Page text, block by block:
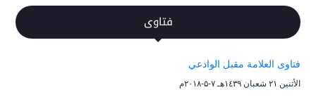
فتاوى
فتاوى العلامة مقبل الوادعي
الأثنين ۲۱ شعبان ۱٤۳۹هـ ۷-۵-۲۰۱۸م